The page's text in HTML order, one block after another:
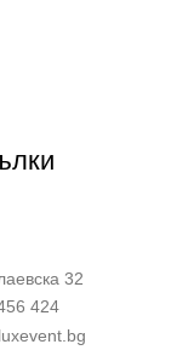
32
424